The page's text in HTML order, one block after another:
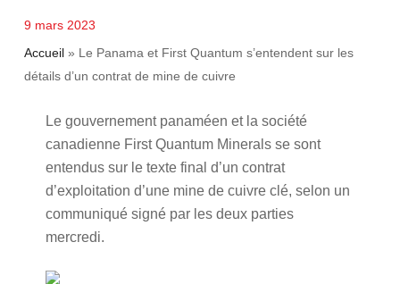
9 mars 2023
Accueil» Le Panama et First Quantum s’entendent sur les
détails d’un contrat de mine de cuivre
Le gouvernement panaméen et la société
canadienne First Quantum Minerals se sont
entendus sur le texte final d’un contrat
d’exploitation d’une mine de cuivre clé, selon un
communiqué signé par les deux parties
mercredi.